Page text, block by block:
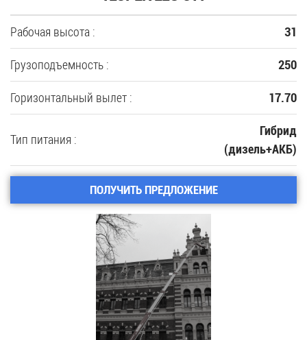
Рабочая высота : 31
Грузоподъемность : 250
Горизонтальный вылет : 17.70
Тип питания :
Гибрид
(дизель+АКБ)
ПОЛУЧИТЬ ПРЕДЛОЖЕНИЕ